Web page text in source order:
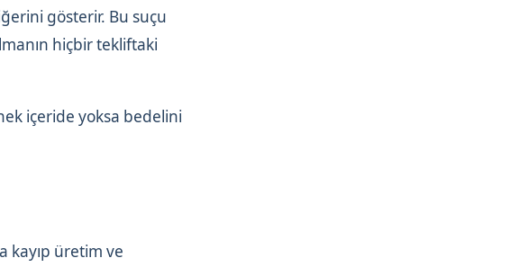
gösterir. Bu suçu
hiçbir tekliftaki
içeride yoksa bedelini
kayıp üretim ve